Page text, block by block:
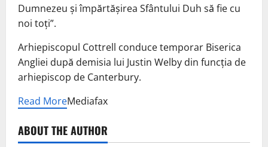
Dumnezeu și împărtășirea Sfântului Duh să fie cu
noi toți”.
Arhiepiscopul Cottrell conduce temporar Biserica
Angliei după demisia lui Justin Welby din funcția de
arhiepiscop de Canterbury.
Read MoreMediafax
ABOUT THE AUTHOR